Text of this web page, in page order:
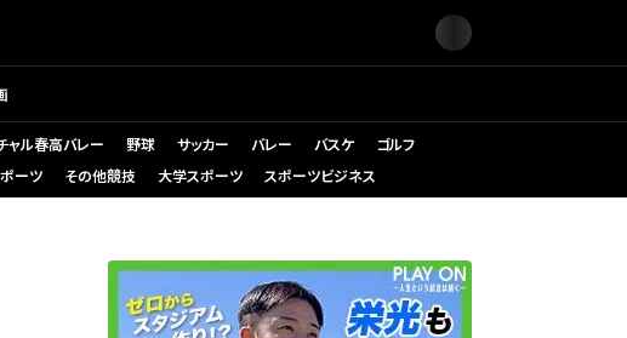
ャル春高バレー 野球 サッカー バレー バスケ
ゴルフ
ーツ その他競技 大学スポーツ スポーツビジネス